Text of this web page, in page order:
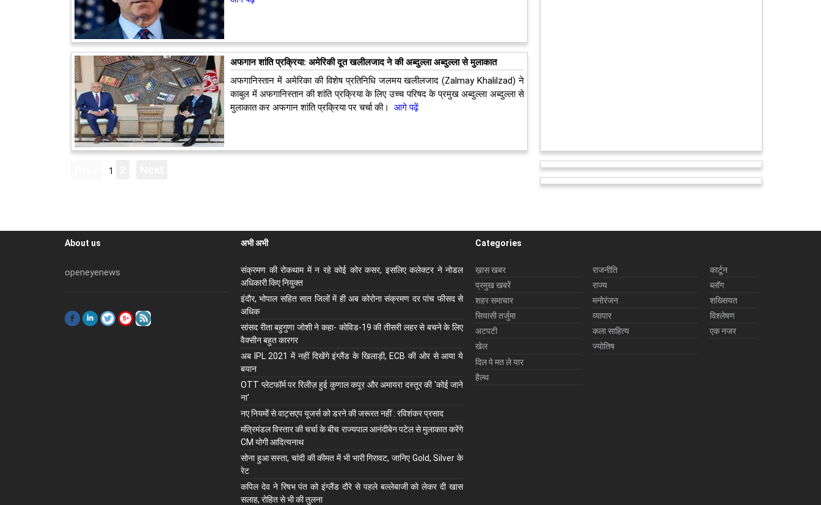
अफगान शांति प्रक्रिया: अमेरिकी दूत खलीलजाद ने की अब्दुल्ला अब्दुल्ला से मुलाकात
अफगानिस्तान में अमेरिका की विशेष प्रतिनिधि जलमय खलीलजाद (Zalmay Khalilzad) ने
काबुल में अफगानिस्तान की शांति प्रक्रिया के लिए उच्च परिषद के प्रमुख अब्दुल्ला अब्दुल्ला से
मुलाकात कर अफगान शांति प्रक्रिया पर चर्चा की।
आगे पढ़ें
1
About us
openeyenews
अभी अभी
संक्रमण की रोकथाम में न रहे कोई कोर कसर, इसलिए कलेक्‍टर ने नोडल
अधिकारी किए नियुक्‍त
इंदौर, भोपाल सहित सात जिलों में ही अब कोरोना संक्रमण दर पांच फीसद से
अधिक
सांसद रीता बहुगुणा जोशी ने कहा- कोविड-19 की तीसरी लहर से बचने के लिए
वैक्सीन बहुत कारगर
अब IPL 2021 में नहीं दिखेंगे इंग्लैंड के खिलाड़ी, ECB की ओर से आया ये
बयान
OTT प्लेटफॉर्म पर रिलीज़ हुई कुणाल कपूर और अमायरा दस्तूर की 'कोई जाने
ना'
नए नियमों से वाट्सएप यूजर्स को डरने की जरूरत नहीं : रविशंकर प्रसाद
मंंत्रिमंडल विस्तार की चर्चा के बीच राज्यपाल आनंदीबेन पटेल से मुलाकात करेंगे
CM योगी आदित्यनाथ
सोना हुआ सस्ता, चांदी की कीमत में भी भारी गिरावट, जानिए Gold, Silver के
रेट
कपिल देव ने रिषभ पंत को इंग्लैंड दौरे से पहले बल्लेबाजी को लेकर दी खास
सलाह, रोहित से भी की तुलना
Categories
ख़ास खबर
प्रमुख खबरें
शहर समाचार
सियासी तर्जुमा
अटपटी
खेल
दिल पे मत ले यार
हैल्थ
राजनीति
राज्य
मनोरंजन
व्यापार
कला साहित्य
ज्योतिष
कार्टून
ब्लॉग
शख्सियत
विश्लेषण
एक नजर